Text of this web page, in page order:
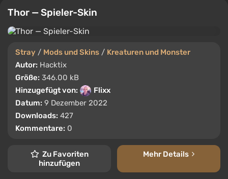
Thor — Spieler-Skin
Stray / Mods und Skins / Kreaturen und Monster
Autor: Hacktix
Größe: 346.00 kB
Hinzugefügt von:
Flixx
Datum: 9 Dezember 2022
Downloads: 427
Kommentare: 0
Zu Favoriten
hinzufügen
Mehr Details